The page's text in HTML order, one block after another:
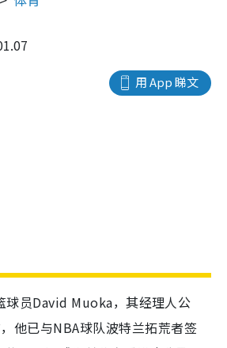
用 App 睇文
球员David Muoka，其经理人公
他已与NBA球队波特兰拓荒者签